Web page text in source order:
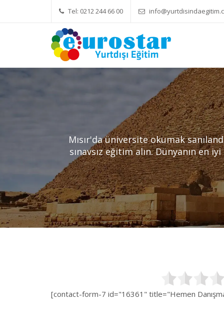
Tel: 0212 244 66 00Yök Denkliği Önemli Eğitim
Mısır'da üniversite okumak
sınavsız eğitim alın. Dünyanın en
[contact-form-7 id="16361" title="Hemen